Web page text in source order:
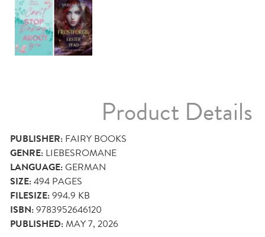
Product Details
PUBLISHER: FAIRY BOOKS
GENRE: LIEBESROMANE
LANGUAGE:GERMAN
SIZE:494 PAGES
FILESIZE:994.9 KB
ISBN:9783952646120
PUBLISHED:MAY 7, 2026